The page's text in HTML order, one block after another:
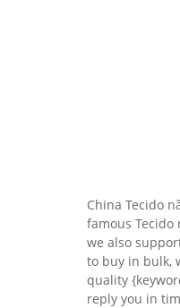
China Tecido
famous
we also
to buy in bulk,
quality
reply you in